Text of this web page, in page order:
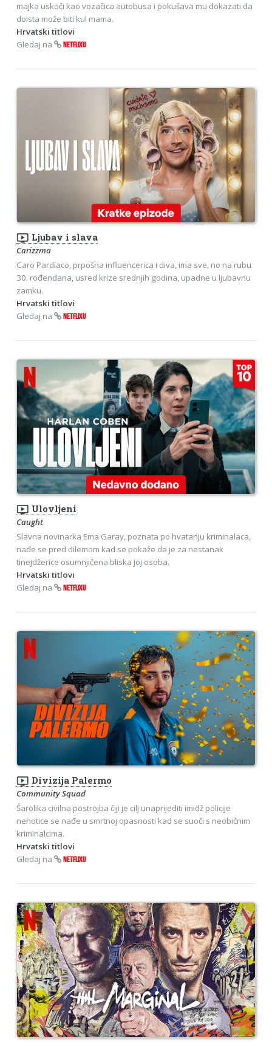
majka uskoči kao vozačica autobusa i pokušava mu dokazati da
doista može biti kul mama.
Hrvatski titlovi
Gledaj na
NETFLIXU
ondemand_video Ljubav i slava
Carizzma
Caro Pardíaco, prpošna influencerica i diva, ima sve, no na rubu
30. rođendana, usred krize srednjih godina, upadne u ljubavnu
zamku.
Hrvatski titlovi
Gledaj na
NETFLIXU
ondemand_video Ulovljeni
Caught
Slavna novinarka Ema Garay, poznata po hvatanju kriminalaca,
nađe se pred dilemom kad se pokaže da je za nestanak
tinejdžerice osumnjičena bliska joj osoba.
Hrvatski titlovi
Gledaj na
NETFLIXU
ondemand_video Divizija Palermo
Community Squad
Šarolika civilna postrojba čiji je cilj unaprijediti imidž policije
nehotice se nađe u smrtnoj opasnosti kad se suoči s neobičnim
kriminalcima.
Hrvatski titlovi
Gledaj na
NETFLIXU